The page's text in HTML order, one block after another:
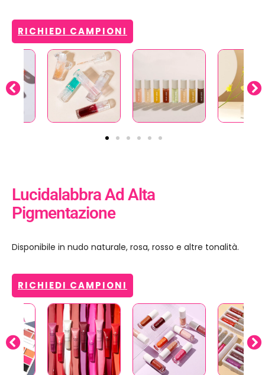
RICHIEDI CAMPIONI
Lucidalabbra Ad Alta
Pigmentazione
Disponibile in nudo naturale, rosa, rosso e altre tonalità.
RICHIEDI CAMPIONI